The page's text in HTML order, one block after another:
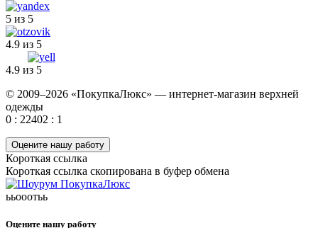
5 из 5
4.9 из 5
4.9 из 5
© 2009–2026 «ПокупкаЛюкс» — интернет-магазин верхней
одежды
0 : 22402 : 1
Оцените нашу работу
Короткая ссылка
Короткая ссылка скопирована в буфер обмена
ььооотьь
Оцените нашу работу